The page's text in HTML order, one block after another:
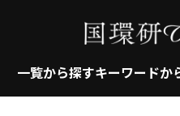
一覧から探すキーワードか